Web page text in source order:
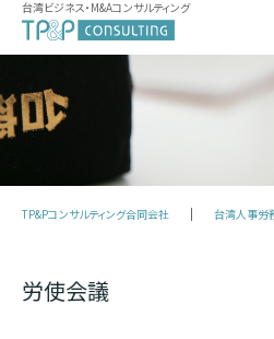
台湾ビジネス・M&Aコンサルティング
TP&Pコンサルティング合同会社 台湾人事労
労使会議